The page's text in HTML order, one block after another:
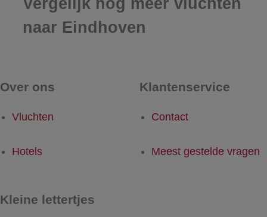
Vergelijk nog meer vluchten
naar Eindhoven
Over ons
Vluchten
Hotels
Klantenservice
Contact
Meest gestelde vragen
Kleine lettertjes